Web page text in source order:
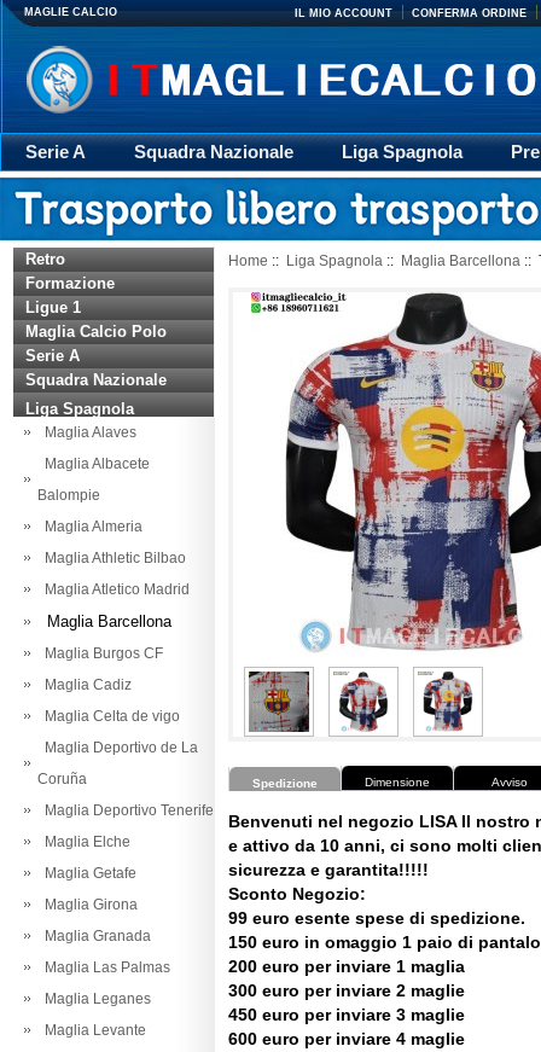
MAGLIE CALCIO IL MIO ACCOUNT CONFERMA ORDINE
Serie A Squadra Nazionale Liga Spagnola
Giacca
Rugby trasporto Retro
Retro
Formazione
Ligue 1
Maglia Calcio Polo
Serie A
Squadra Nazionale
Liga Spagnola
Maglia Alaves
Maglia Albacete
Balompie
Maglia Almeria
Maglia Athletic Bilbao
Maglia Atletico Madrid
Maglia Barcellona
Maglia Burgos CF
Maglia Cadiz
Maglia Celta de vigo
Maglia Deportivo de La
Coruña
Maglia Deportivo Tenerife
Maglia Elche
Maglia Getafe
Maglia Girona
Maglia Granada
Maglia Las Palmas
Maglia Leganes
Maglia Levante
Home :: Liga Spagnola :: Maglia Barcellona ::
Spedizione Dimensione Avviso
Benvenuti nel negozio LISA Il nostro
e attivo da 10 anni, ci sono molti
sicurezza e garantita!!!!!
Sconto Negozio:
99 euro esente spese di spedizione.
150 euro in omaggio 1 paio di
200 euro per inviare 1 maglia
300 euro per inviare 2 maglie
450 euro per inviare 3 maglie
600 euro per inviare 4 maglie